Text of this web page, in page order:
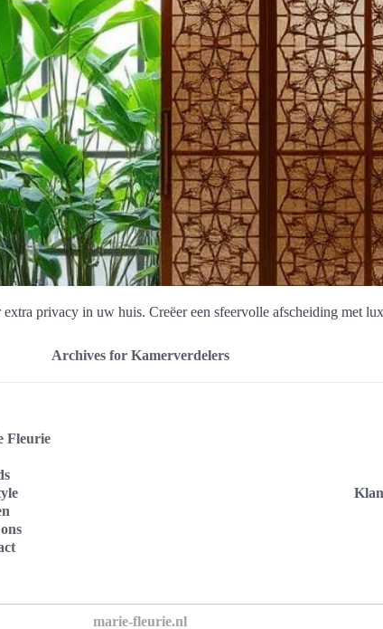
privacy in uw huis. Creëer een sfeervolle afscheiding met
Archives for Kamerverdelers
Fleurie
marie-fleurie.nl